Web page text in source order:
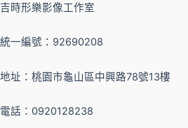
吉時形樂影像工作室
統一編號：92690208
地址：桃園市龜山區中興路78號13樓
電話：0920128238